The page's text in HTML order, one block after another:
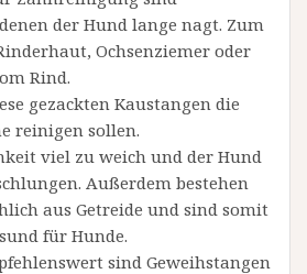
der Hund lange nagt. Zum
Ochsenziemer oder
Rind.
gezackten Kaustangen die
reinigen sollen.
viel zu weich und der Hund
Außerdem bestehen
aus Getreide und sind somit
für Hunde.
sind Geweihstangen